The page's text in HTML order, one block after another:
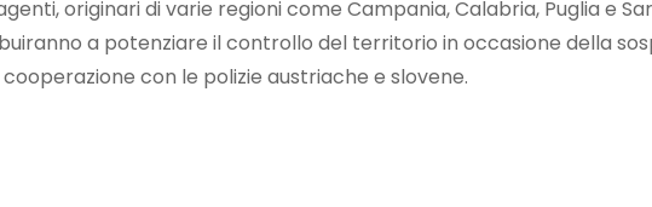
originari di varie regioni come Campania, Calabria, Puglia e
a potenziare il controllo del territorio in occasione della
con le polizie austriache e slovene.